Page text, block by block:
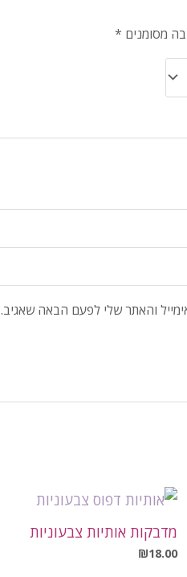
מסומנים *
והאתר שלי לפעם הבאה שאגיב.
מדבקות אותיות צבעוניות
₪18.00